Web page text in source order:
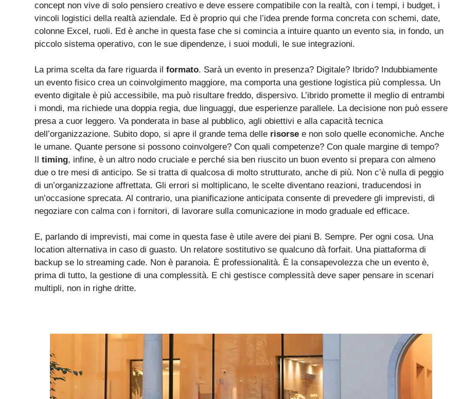
concept non vive di solo pensiero creativo e deve essere compatibile con la realtà, con i tempi, i budget, i
vincoli logistici della realtà aziendale. Ed è proprio qui che l’idea prende forma concreta con schemi, date,
colonne Excel, ruoli. Ed è anche in questa fase che si comincia a intuire quanto un evento sia, in fondo, un
piccolo sistema operativo, con le sue dipendenze, i suoi moduli, le sue integrazioni.
La prima scelta da fare riguarda il formato. Sarà un evento in presenza? Digitale? Ibrido? Indubbiamente
un evento fisico crea un coinvolgimento maggiore, ma comporta una gestione logistica più complessa. Un
evento digitale è più accessibile, ma può risultare freddo, dispersivo. L’ibrido promette il meglio di entrambi
i mondi, ma richiede una doppia regia, due linguaggi, due esperienze parallele. La decisione non può essere
presa a cuor leggero. Va ponderata in base al pubblico, agli obiettivi e alla capacità tecnica
dell’organizzazione. Subito dopo, si apre il grande tema delle risorse e non solo quelle economiche. Anche
le umane. Quante persone si possono coinvolgere? Con quali competenze? Con quale margine di tempo?
Il timing, infine, è un altro nodo cruciale e perché sia ben riuscito un buon evento si prepara con almeno
due o tre mesi di anticipo. Se si tratta di qualcosa di molto strutturato, anche di più. Non c’è nulla di peggio
di un’organizzazione affrettata. Gli errori si moltiplicano, le scelte diventano reazioni, traducendosi in
un’occasione sprecata. Al contrario, una pianificazione anticipata consente di prevedere gli imprevisti, di
negoziare con calma con i fornitori, di lavorare sulla comunicazione in modo graduale ed efficace.
E, parlando di imprevisti, mai come in questa fase è utile avere dei piani B. Sempre. Per ogni cosa. Una
location alternativa in caso di guasto. Un relatore sostitutivo se qualcuno dà forfait. Una piattaforma di
backup se lo streaming cade. Non è paranoia. È professionalità. È la consapevolezza che un evento è,
prima di tutto, la gestione di una complessità. E chi gestisce complessità deve saper pensare in scenari
multipli, non in righe dritte.